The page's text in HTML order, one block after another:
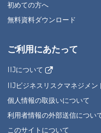
初めての方へ
無料資料ダウンロード
ご利用にあたって
IIJについて
IIJビジネスリスクマネジメン
個人情報の取扱いについて
利用者情報の外部送信につい
このサイトについて